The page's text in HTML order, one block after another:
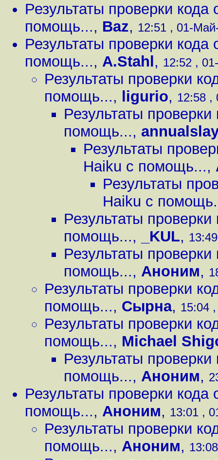
Результаты проверки
помощь..., Baz, 12:51 , 01-
Результаты проверки
помощь..., A.Stahl , 12:52 ,
Результаты проверки
помощь..., ligurio, 12:58 ,
Результаты
помощь...,
Результаты
Haiku c помощь...,
Результаты
Haiku c
Результаты
помощь..., _KUL,
Результаты
помощь..., Аноним,
Результаты проверки
помощь..., Сырна, 15:04
Результаты проверки
помощь..., Michael
Результаты
помощь..., Аноним,
Результаты проверки
помощь..., Аноним, 13:01 ,
Результаты проверки
помощь..., Аноним,